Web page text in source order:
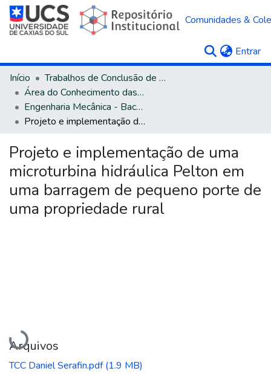
Comunidades &
Entrar
Início
Trabalhos de Conclusão de Curso
Área do Conhecimento das Engenharias
Engenharia Mecânica - Bacharelado
Projeto e implementação de uma microturbina hidráulica Pelton em uma barragem de pequeno porte de uma propriedade rural
Projeto e implementação de uma
microturbina hidráulica Pelton em
uma barragem de pequeno porte de
uma propriedade rural
Carregando...
Arquivos
TCC Daniel Serafin.pdf(1.9 MB)